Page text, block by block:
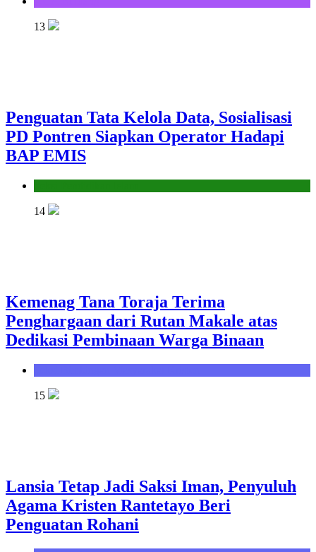
13
Penguatan Tata Kelola Data, Sosialisasi
PD Pontren Siapkan Operator Hadapi
BAP EMIS
14
Kemenag Tana Toraja Terima
Penghargaan dari Rutan Makale atas
Dedikasi Pembinaan Warga Binaan
15
Lansia Tetap Jadi Saksi Iman, Penyuluh
Agama Kristen Rantetayo Beri
Penguatan Rohani